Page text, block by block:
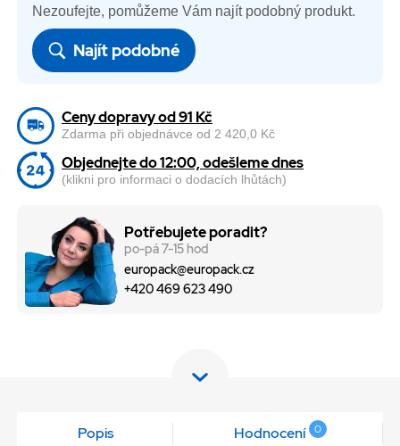
Nezoufejte, pomůžeme Vám najít podobný produkt.
Najít podobné
Ceny dopravy od 91 Kč
Zdarma při objednávce od 2 420,0 Kč
Objednejte do 12:00, odešleme dnes
(klikni pro informaci o dodacích lhůtách)
Potřebujete poradit?
po-pá 7-15 hod
europack@europack.cz
+420 469 623 490
Popis Hodnocení 0